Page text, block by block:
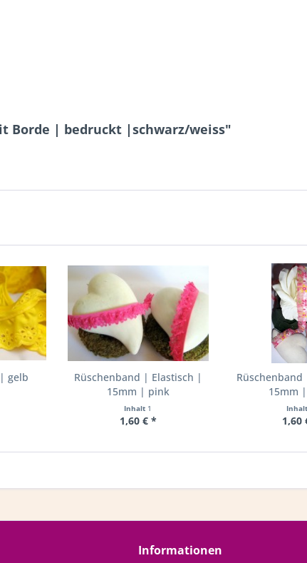
Borde | bedruckt |schwarz/weiss"
gelb
Rüschenband | Elastisch |
15mm | pink
Inhalt 1
1,60 € *
15mm
Inhalt
1,60
Informationen